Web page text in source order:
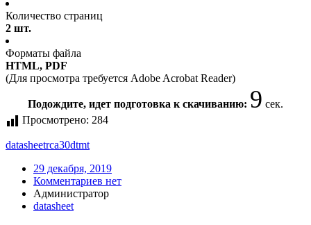
Количество страниц
2 шт.
Форматы файла
HTML, PDF
(Для просмотра требуется Adobe Acrobat Reader)
Подождите, идет подготовка к скачиванию: 9 сек.
Просмотрено: 284
datasheetrca30dtmt
29 декабря, 2019
Комментариев нет
Администратор
datasheet